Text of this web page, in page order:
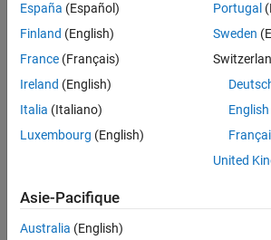
List Known Repositories
Display a list of the known repositories.
mpmListRepositories
_____________
"SharedRepo"
España (Español)
Finland (English)
France (Français)
Ireland (English)
Italia (Italiano)
Luxembourg (English)
Portugal
Sweden
English
United
Asie-Pacifique
Australia (English)